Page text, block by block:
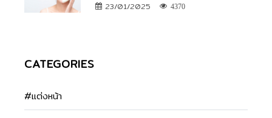
23/01/2025 4370
CATEGORIES
#แต่งหน้า